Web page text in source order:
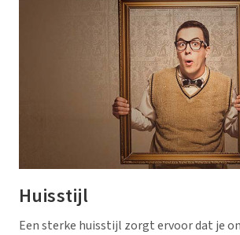
Huisstijl
Een sterke huisstijl zorgt ervoor dat je